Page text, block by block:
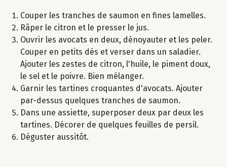
Couper les tranches de saumon en fines lamelles.
Râper le citron et le presser le jus.
Ouvrir les avocats en deux, dénoyauter et les peler.
Couper en petits dés et verser dans un saladier.
Ajouter les zestes de citron, l'huile, le piment doux,
le sel et le poivre. Bien mélanger.
Garnir les tartines croquantes d'avocats. Ajouter
par-dessus quelques tranches de saumon.
Dans une assiette, superposer deux par deux les
tartines. Décorer de quelques feuilles de persil.
Déguster aussitôt.